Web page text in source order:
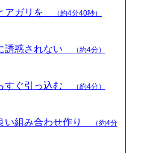
アガリを （約4分40秒）
誘惑されない （約4分）
すぐ引っ込む （約4分）
い組み合わせ作り
（約4分